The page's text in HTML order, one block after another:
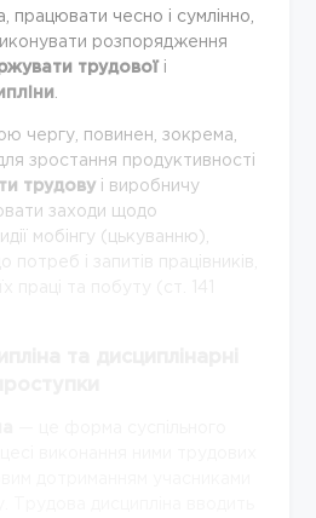
працювати чесно і сумлінно,
розпорядження
трудової і
чергу, повинен, зокрема,
зростання продуктивності
трудову і виробничу
заходи щодо
мобінгу (цькуванню),
потреб і запитів працівників,